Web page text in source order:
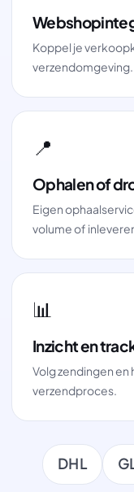
Koppel je
verzendomgeving.
📍
Ophalen of
Eigen
volume of
📊
Inzicht en
Volg zendingen en
verzendproces.
DHL